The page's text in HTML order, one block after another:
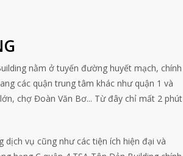
nằm ở tuyến đường huyết mạch, chính
các quận trung tâm khác như quận 1 và
chợ Đoàn Văn Bơ... Từ đây chỉ mất 2 phút
vụ cũng như các tiện ích hiện đại và